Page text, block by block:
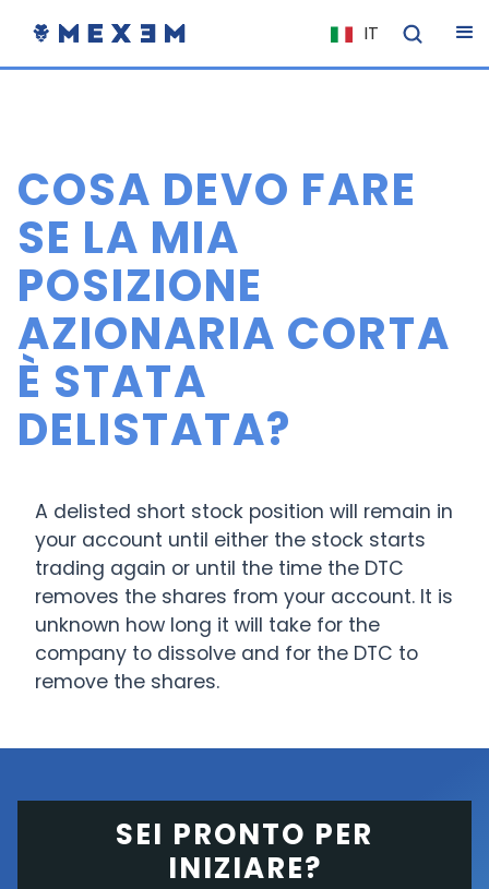
IT
NL
ES
DE
HU
COSA DEVO FARE
SE LA MIA
POSIZIONE
AZIONARIA CORTA
È STATA
DELISTATA?
A delisted short stock position will remain in
your account until either the stock starts
trading again or until the time the DTC
removes the shares from your account. It is
unknown how long it will take for the
company to dissolve and for the DTC to
remove the shares.
SEI PRONTO PER
INIZIARE?